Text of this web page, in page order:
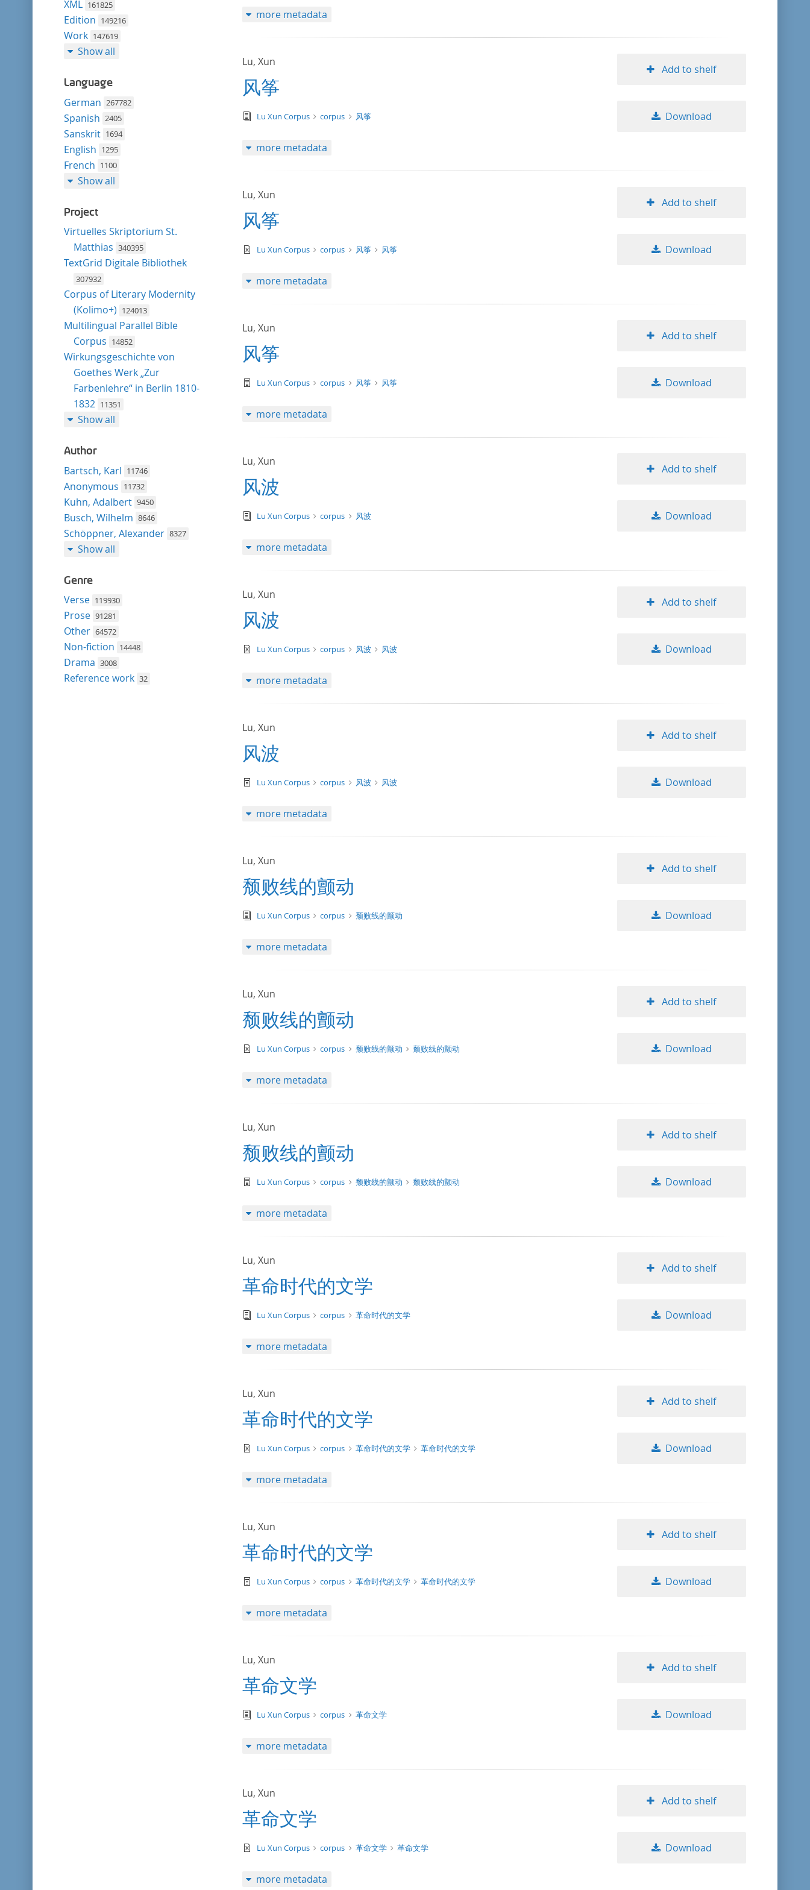
XML 161825
Edition 149216
Work 147619
Show all
Language
German 267782
Spanish 2405
Sanskrit 1694
English 1295
French 1100
Show all
Project
Virtuelles Skriptorium St.
Matthias 340395
TextGrid Digitale Bibliothek
307932
Corpus of Literary Modernity
(Kolimo+) 124013
Multilingual Parallel Bible
Corpus 14852
Wirkungsgeschichte von
Goethes Werk „Zur
Farbenlehre“ in Berlin 1810-
1832 11351
Show all
Author
Bartsch, Karl 11746
Anonymous 11732
Kuhn, Adalbert 9450
Busch, Wilhelm 8646
Schöppner, Alexander 8327
Show all
Genre
Verse 119930
Prose 91281
Other 64572
Non-fiction 14448
Drama 3008
Reference work 32
50
more metadata
Lu, Xun
风筝
text/tg.edition+tg.aggregation+xml
Lu Xun Corpus corpus 风筝
Add to shelf
Download
more metadata
Lu, Xun
风筝
text/xml
Lu Xun Corpus corpus 风筝 风筝
Add to shelf
Download
more metadata
Lu, Xun
风筝
text/tg.work+xml
Lu Xun Corpus corpus 风筝 风筝
Add to shelf
Download
more metadata
Lu, Xun
风波
text/tg.edition+tg.aggregation+xml
Lu Xun Corpus corpus 风波
Add to shelf
Download
more metadata
Lu, Xun
风波
text/xml
Lu Xun Corpus corpus 风波 风波
Add to shelf
Download
more metadata
Lu, Xun
风波
text/tg.work+xml
Lu Xun Corpus corpus 风波 风波
Add to shelf
Download
more metadata
Lu, Xun
颓败线的颤动
text/tg.edition+tg.aggregation+xml
Lu Xun Corpus corpus 颓败线的颤动
Add to shelf
Download
more metadata
Lu, Xun
颓败线的颤动
text/xml
Lu Xun Corpus corpus 颓败线的颤动 颓败线的颤动
Add to shelf
Download
more metadata
Lu, Xun
颓败线的颤动
text/tg.work+xml
Lu Xun Corpus corpus 颓败线的颤动 颓败线的颤动
Add to shelf
Download
more metadata
Lu, Xun
革命时代的文学
text/tg.edition+tg.aggregation+xml
Lu Xun Corpus corpus 革命时代的文学
Add to shelf
Download
more metadata
Lu, Xun
革命时代的文学
text/xml
Lu Xun Corpus corpus 革命时代的文学 革命时代的文学
Add to shelf
Download
more metadata
Lu, Xun
革命时代的文学
text/tg.work+xml
Lu Xun Corpus corpus 革命时代的文学 革命时代的文学
Add to shelf
Download
more metadata
Lu, Xun
革命文学
text/tg.edition+tg.aggregation+xml
Lu Xun Corpus corpus 革命文学
Add to shelf
Download
more metadata
Lu, Xun
革命文学
text/xml
Lu Xun Corpus corpus 革命文学 革命文学
Add to shelf
Download
more metadata